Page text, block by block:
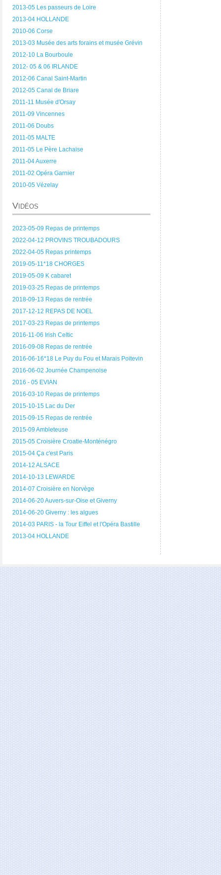
2013-05 Les passeurs de Loire
2013-04 HOLLANDE
2010-06 Corse
2013-03 Musée des arts forains et musée Grévin
2012-10 La Bourboule
2012- 05 & 06 IRLANDE
2012-06 Canal Saint-Martin
2012-05 Canal de Briare
2011-11 Musée d'Orsay
2011-09 Vincennes
2011-06 Doubs
2011-05 MALTE
2011-05 Le Père Lachaise
2011-04 Auxerre
2011-02 Opéra Garnier
2010-05 Vézelay
Vidéos
2023-05-09 Repas de printemps
2022-04-12 PROVINS TROUBADOURS
2022-04-05 Repas printemps
2019-05-11*18 CHORGES
2019-05-09 K cabaret
2019-03-25 Repas de printemps
2018-09-13 Repas de rentrée
2017-12-12 REPAS DE NOEL
2017-03-23 Repas de printemps
2016-11-06 Irish Celtic
2016-09-08 Repas de rentrée
2016-06-16*18 Le Puy du Fou et Marais Poitevin
2016-06-02 Journée Champenoise
2016 - 05 EVIAN
2016-03-10 Repas de printemps
2015-10-15 Lac du Der
2015-09-15 Repas de rentrée
2015-09 Ambleteuse
2015-05 Croisière Croatie-Monténégro
2015-04 Ça c'est Paris
2014-12 ALSACE
2014-10-13 LEWARDE
2014-07 Croisière en Norvège
2014-06-20 Auvers-sur-Oise et Giverny
2014-06-20 Giverny : les algues
2014-03 PARIS - la Tour Eiffel et l'Opéra Bastille
2013-04 HOLLANDE